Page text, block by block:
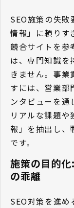
SEO施策の失
情報」に頼りす
競合サイトを参
は、専門知識
きません。事業
すには、営業部
ンタビューを通
リアルな課題
報」を抽出し、
です。
施策の目的
の乖離
SEO対策を進め